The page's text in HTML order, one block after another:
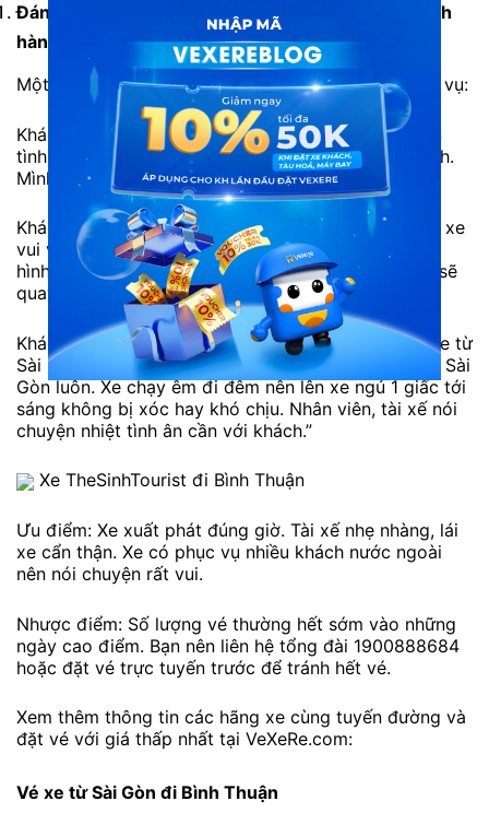
Đánh giá xe TheSinhTourist
đi Bình Thuận từ khách
hàng
Một số đánh giá từ khách hàng đã trải nghiệm dịch vụ:
Khách hàng N.An: “Xe chạy rất an toàn, phục vụ tận
tình chu đáo nữa. Giá xe rẻ hợp với túi tiền của mình.
Mình rất hài lòng.”
Khách hàng Q.Tiến: “Nhân viên nhiệt tình, tài xế phụ xe
vui vẻ hòa đồng, chất lượng xe tốt. Xe hỗ trợ nhiều
hình thức thanh toán tiện lợi trên VeXeRe.com, nên sẽ
quay lại lần sau.”
Khách hàng N.Vân: “Cách đây vài hôm mình có đi xe từ
Sài Gòn – Bình Thuận và mua cả vé từ Bình Thuận – Sài
Gòn luôn. Xe chạy êm đi đêm nên lên xe ngủ 1 giấc tới
sáng không bị xóc hay khó chịu. Nhân viên, tài xế nói
chuyện nhiệt tình ân cần với khách.”
Xe TheSinhTourist đi Bình Thuận
Ưu điểm: Xe xuất phát đúng giờ. Tài xế nhẹ nhàng, lái
xe cẩn thận. Xe có phục vụ nhiều khách nước ngoài
nên nói chuyện rất vui.
Nhược điểm: Số lượng vé thường hết sớm vào những
ngày cao điểm. Bạn nên liên hệ tổng đài 1900888684
hoặc đặt vé trực tuyến trước để tránh hết vé.
Xem thêm thông tin các hãng xe cùng tuyến đường và
đặt vé với giá thấp nhất tại VeXeRe.com:
Vé xe từ Sài Gòn đi Bình Thuận